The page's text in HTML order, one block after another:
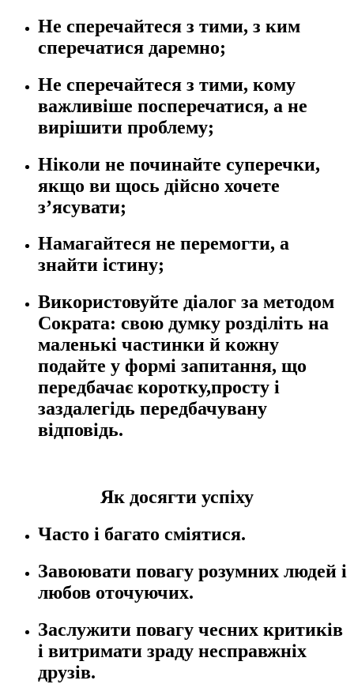
Не сперечайтеся з тими, з ким
сперечатися даремно;
Не сперечайтеся з тими, кому
важливіше посперечатися, а не
вирішити проблему;
Ніколи не починайте суперечки,
якщо ви щось дійсно хочете
з’ясувати;
Намагайтеся не перемогти, а
знайти істину;
Використовуйте діалог за методом
Сократа: свою думку розділіть на
маленькі частинки й кожну
подайте у формі запитання, що
передбачає коротку,просту і
заздалегідь передбачувану
відповідь.
Як досягти успіху
Часто і багато сміятися.
Завоювати повагу розумних людей і
любов оточуючих.
Заслужити повагу чесних критиків
і витримати зраду несправжніх
друзів.